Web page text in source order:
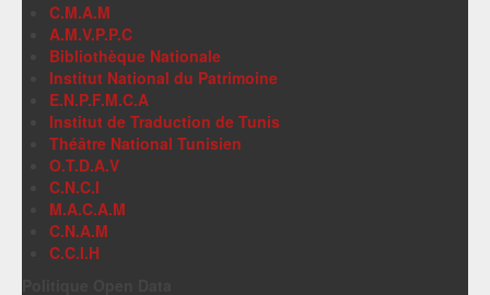
C.M.A.M
A.M.V.P.P.C
Bibliothèque Nationale
Institut National du Patrimoine
E.N.P.F.M.C.A
Institut de Traduction de Tunis
Théâtre National Tunisien
O.T.D.A.V
C.N.C.I
M.A.C.A.M
C.N.A.M
C.C.I.H